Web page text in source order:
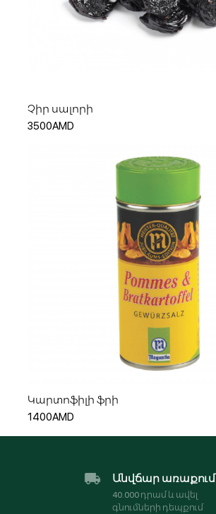
Չիր սալորի
3500AMD
Կարտոֆիլի ֆրի
1400AMD
Ավելացնել զամբյուղ
Անվճար առաքում
40․000 դրամ և ավել
գնումների դեպքում